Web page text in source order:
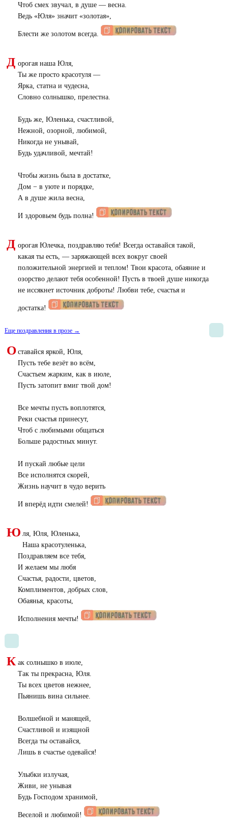
Чтоб смех звучал, в душе — весна.
Ведь «Юля» значит «золотая»,
Блести же золотом всегда.
Д орогая наша Юля,
Ты же просто красотуля —
Ярка, статна и чудесна,
Словно солнышко, прелестна.
Будь же, Юленька, счастливой,
Нежной, озорной, любимой,
Никогда не унывай,
Будь удачливой, мечтай!
Чтобы жизнь была в достатке,
Дом − в уюте и порядке,
А в душе жила весна,
И здоровьем будь полна!
Д орогая Юлечка, поздравляю тебя! Всегда оставайся такой,
какая ты есть, — заряжающей всех вокруг своей
положительной энергией и теплом! Твои красота, обаяние и
озорство делают тебя особенной! Пусть в твоей душе никогда
не иссякнет источник доброты! Любви тебе, счастья и
достатка!
Еще поздравления в прозе →
О ставайся яркой, Юля,
Пусть тебе везёт во всём,
Счастьем жарким, как в июле,
Пусть затопит вмиг твой дом!
Все мечты пусть воплотятся,
Реки счастья принесут,
Чтоб с любимыми общаться
Больше радостных минут.
И пускай любые цели
Все исполнятся скорей,
Жизнь научит в чудо верить
И вперёд идти смелей!
Ю ля, Юля, Юленька,
Наша красотуленька,
Поздравляем все тебя,
И желаем мы любя
Счастья, радости, цветов,
Комплиментов, добрых слов,
Обаянья, красоты,
Исполнения мечты!
К ак солнышко в июле,
Так ты прекрасна, Юля.
Ты всех цветов нежнее,
Пьянишь вина сильнее.
Волшебной и манящей,
Счастливой и изящной
Всегда ты оставайся,
Лишь в счастье одевайся!
Улыбки излучая,
Живи, не унывая
Будь Господом хранимой,
Веселой и любимой!